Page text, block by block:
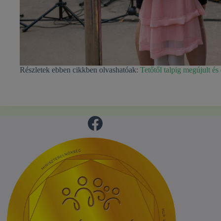
Részletek ebben cikkben olvashatóak: Tetőtől talpig megújult és